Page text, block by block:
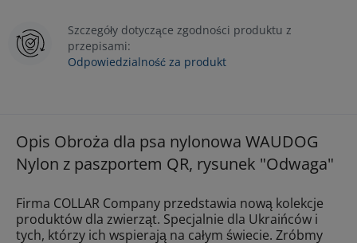
Szczegóły dotyczące zgodności produktu z
przepisami:
Odpowiedzialność za produkt
Opis Obroża dla psa nylonowa WAUDOG
Nylon z paszportem QR, rysunek "Odwaga"
Firma COLLAR Company przedstawia nową kolekcje
produktów dla zwierząt. Specjalnie dla Ukraińców i
tych, którzy ich wspierają na całym świecie. Zróbmy